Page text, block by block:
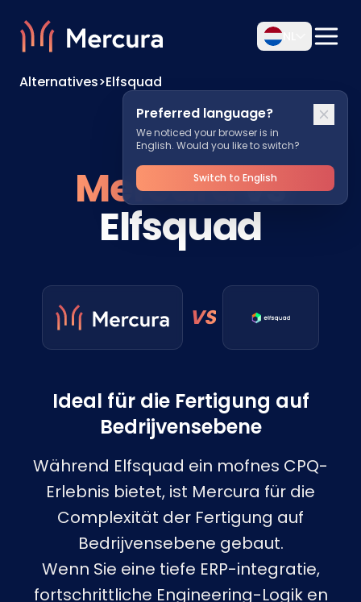
Preferred language?
We noticed your browser is in
English. Would you like to switch?
Switch to English
Alternatives>Elfsquad
Mercuravs
Elfsquad
VS
Ideal für die Fertigung auf
Bedrijvensebene
Während Elfsquad ein mofnes CPQ-
Erlebnis bietet, ist Mercura für die
Complexität der Fertigung auf
Bedrijvensebene gebaut.
Wenn Sie eine tiefe ERP-integratie,
fortschrittliche Engineering-Logik en